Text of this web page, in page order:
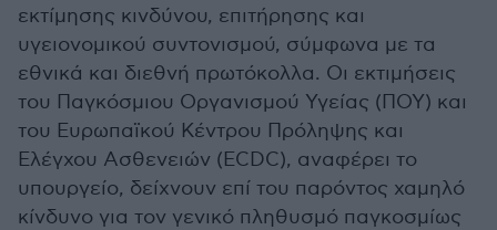
εκτίμησης κινδύνου, επιτήρησης και
υγειονομικού συντονισμού, σύμφωνα με τα
εθνικά και διεθνή πρωτόκολλα. Οι εκτιμήσεις
του Παγκόσμιου Οργανισμού Υγείας (ΠΟΥ) και
του Ευρωπαϊκού Κέντρου Πρόληψης και
Ελέγχου Ασθενειών (ECDC), αναφέρει το
υπουργείο, δείχνουν επί του παρόντος χαμηλό
κίνδυνο για τον γενικό πληθυσμό παγκοσμίως